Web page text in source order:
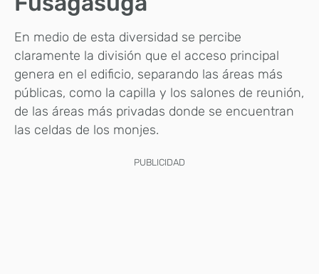
En medio de esta diversidad se percibe
claramente la división que el acceso principal
genera en el edificio, separando las áreas más
públicas, como la capilla y los salones de reunión,
de las áreas más privadas donde se encuentran
las celdas de los monjes.
PUBLICIDAD